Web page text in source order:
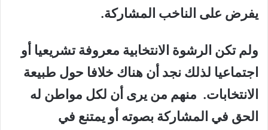
يفرض على الناخب المشاركة.
ولم تكن الرشوة الانتخابية معروفة تشريعيا أو
اجتماعيا لذلك نجد أن هناك خلافا حول طبيعة
الانتخابات. منهم من يرى أن لكل مواطن له
الحق في المشاركة بصوته أو يمتنع في